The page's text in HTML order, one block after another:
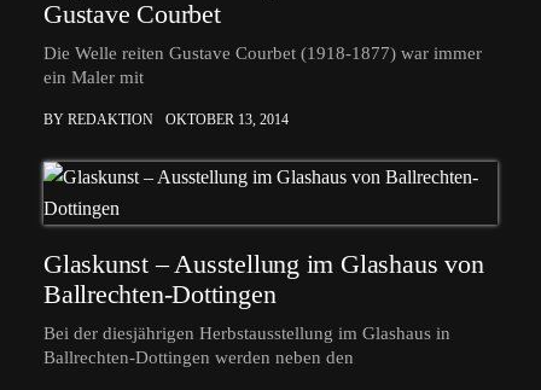
Gustave Courbet
Die Welle reiten Gustave Courbet (1918-1877) war immer
ein Maler mit
BY REDAKTION OKTOBER 13, 2014
Glaskunst – Ausstellung im Glashaus von
Ballrechten-Dottingen
Bei der diesjährigen Herbstausstellung im Glashaus in
Ballrechten-Dottingen werden neben den